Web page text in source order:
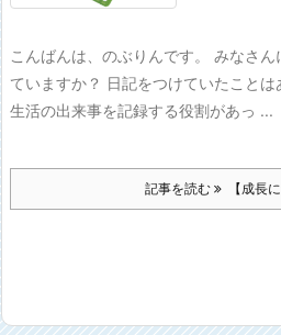
こんばんは、のぶりんです。 みなさ
ていますか？ 日記をつけていたこと
生活の出来事を記録する役割があっ ...
記事を読む 【成長